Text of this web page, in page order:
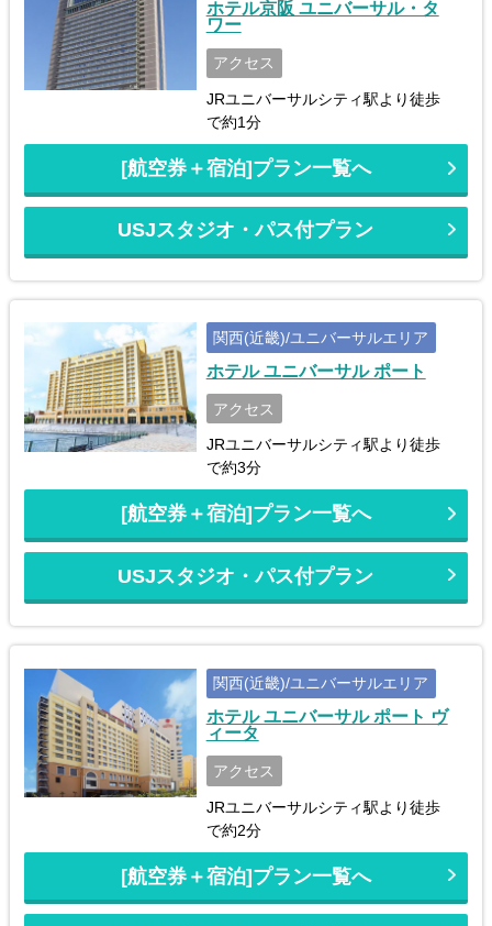
ホテル京阪 ユニバーサル・タ
ワー
アクセス
JRユニバーサルシティ駅より徒歩
で約1分
[航空券＋宿泊]プラン一覧へ
USJスタジオ・パス付プラン
関西(近畿)/ユニバーサルエリア
ホテル ユニバーサル ポート
アクセス
JRユニバーサルシティ駅より徒歩
で約3分
[航空券＋宿泊]プラン一覧へ
USJスタジオ・パス付プラン
関西(近畿)/ユニバーサルエリア
ホテル ユニバーサル ポート ヴ
ィータ
アクセス
JRユニバーサルシティ駅より徒歩
で約2分
[航空券＋宿泊]プラン一覧へ